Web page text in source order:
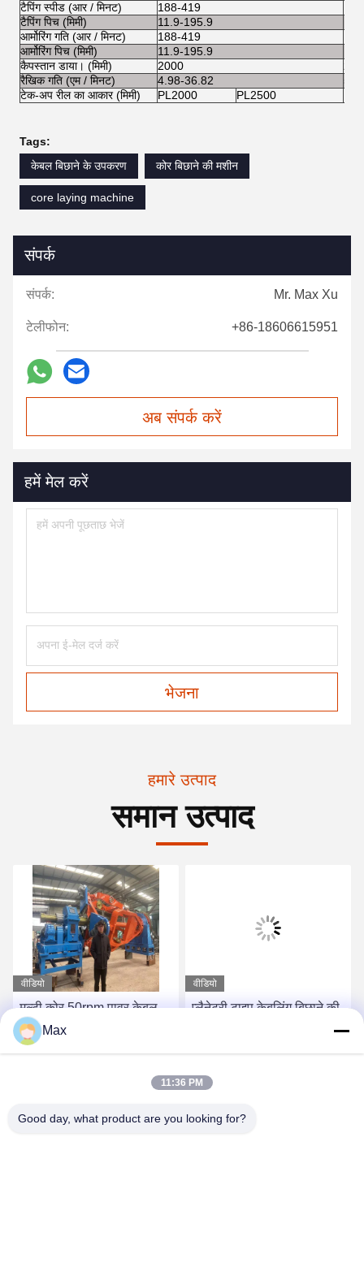
टैपिंग स्पीड (आर / मिनट)
188-419
टैपिंग पिच (मिमी)
11.9-195.9
आर्मोरिंग गति (आर / मिनट)
188-419
आर्मोरिंग पिच (मिमी)
11.9-195.9
कैपस्तान डाया। (मिमी)
2000
रैखिक गति (एम / मिनट)
4.98-36.82
टेक-अप रील का आकार (मिमी)
PL2000 PL2500
Tags:
केबल बिछाने के उपकरण
कोर बिछाने की मशीन
core laying machine
संपर्क
संपर्क: Mr. Max Xu
टेलीफोन: +86-18606615951
अब संपर्क करें
हमें मेल करें
भेजना
हमारे उत्पाद
समान उत्पाद
वीडियो
मल्टी कोर 50rpm पावर केबल
मेकिंग मशीन क्रैडल टाइप
1+1+3/1250 इको फ्रेंडली
वीडियो
प्लैनेटरी टाइप केबलिंग बिछाने की
Max
11:36 PM
Good day, what product are you looking for?